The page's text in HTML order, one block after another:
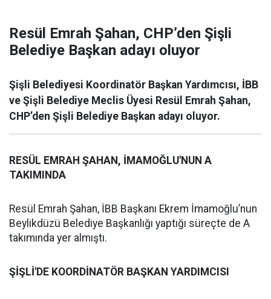
Resül Emrah Şahan, CHP’den Şişli
Belediye Başkan adayı oluyor
Şişli Belediyesi Koordinatör Başkan Yardımcısı, İBB
ve Şişli Belediye Meclis Üyesi Resül Emrah Şahan,
CHP’den Şişli Belediye Başkan adayı oluyor.
RESÜL EMRAH ŞAHAN, İMAMOĞLU'NUN A
TAKIMINDA
Resül Emrah Şahan, İBB Başkanı Ekrem İmamoğlu’nun
Beylikdüzü Belediye Başkanlığı yaptığı süreçte de A
takımında yer almıştı.
ŞİŞLİ'DE KOORDİNATÖR BAŞKAN YARDIMCISI